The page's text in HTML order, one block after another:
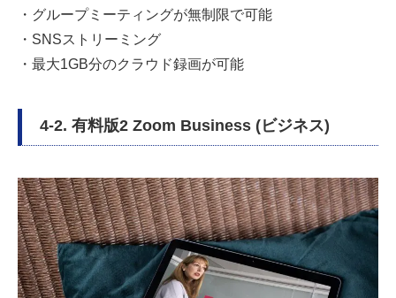
・グループミーティングが無制限で可能
・SNSストリーミング
・最大1GB分のクラウド録画が可能
4-2. 有料版2 Zoom Business (ビジネス)